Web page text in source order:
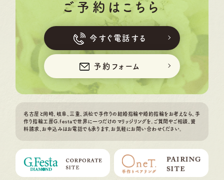
ご予約はこちら
今すぐ電話する
予約フォーム
名古屋と岡崎、岐阜、三重、浜松で手作りの結婚指輪や婚約指輪をお考えなら、手
作り指輪工房G.festaで世界に一つだけのマリッジリングを。ご質問やご相談、資
料請求、お申込みはお電話でも承ります。お気軽にお問い合わせください。